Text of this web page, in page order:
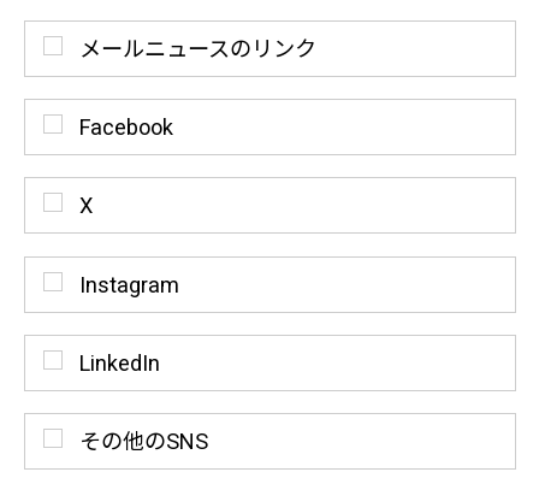
メールニュースのリンク
Facebook
X
Instagram
LinkedIn
その他のSNS